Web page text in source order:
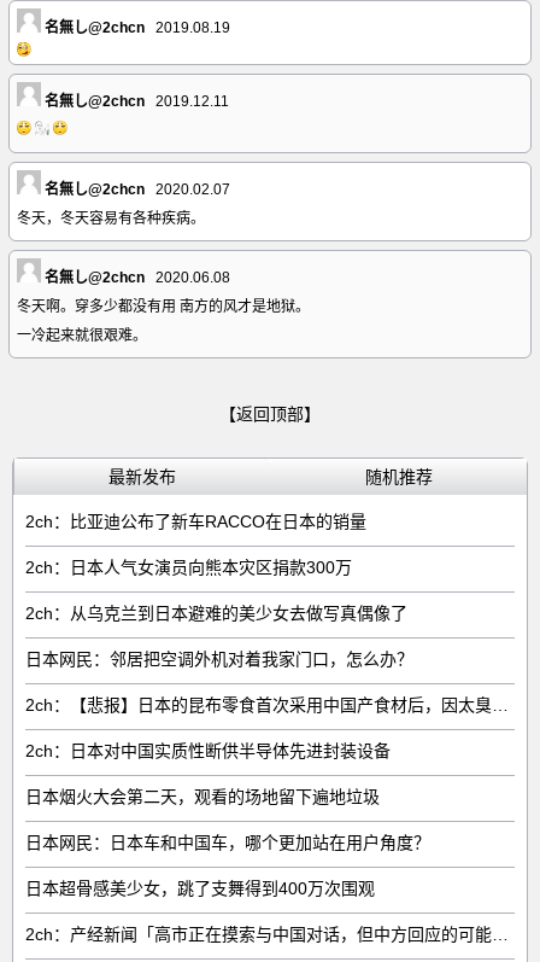
名無し@2chcn 2019.08.19
名無し@2chcn 2019.12.11
名無し@2chcn
2020.02.07
冬天，冬天容易有各种疾病。
名無し@2chcn
2020.06.08
冬天啊。穿多少都没有用 南方的风才是地狱。
一冷起来就很艰难。
【返回顶部】
最新发布 随机推荐
2ch：比亚迪公布了新车RACCO在日本的销量
2ch：日本人气女演员向熊本灾区捐款300万
2ch：从乌克兰到日本避难的美少女去做写真偶像了
日本网民：邻居把空调外机对着我家门口，怎么办？
2ch：日本对中国实质性断供半导体先进封装设备
日本烟火大会第二天，观看的场地留下遍地垃圾
日本网民：日本车和中国车，哪个更加站在用户角度？
日本超骨感美少女，跳了支舞得到400万次围观